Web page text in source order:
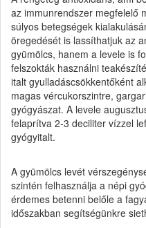
az immunrendszer megfelelő
súlyos betegségek
öregedését is lassíthatjuk az
gyümölcs, hanem a levele is
felszokták használni
italt gyulladáscsökkentőként
magas vércukorszintre,
gyógyászat. A levele
felaprítva 2-3 deciliter vízzel
gyógyitalt.
A gyümölcs levét
szintén felhasználja a népi
érdemes betenni belőle a
időszakban segítségünkre